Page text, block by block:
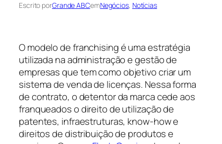
Escrito porGrande ABCemNegócios, Notícias
O modelo de franchising é uma estratégia
utilizada na administração e gestão de
empresas que tem como objetivo criar um
sistema de venda de licenças. Nessa forma
de contrato, o detentor da marca cede aos
franqueados o direito de utilização de
patentes, infraestruturas, know-how e
direitos de distribuição de produtos e